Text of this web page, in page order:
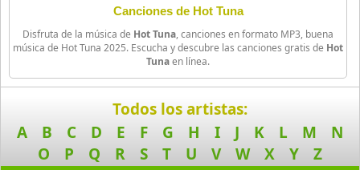
29 músicas online
Ben Harper
11 músicas online
Billboard
163 músicas online
Canciones de Hot Tuna
Disfruta de la música de Hot Tuna, canciones en formato MP3, buena
música de Hot Tuna 2025. Escucha y descubre las canciones gratis de Hot
Tunaen línea.
Todos los artistas:
A
B C D E F G H I J K L M
N
O
P Q R S T U V W X Y Z